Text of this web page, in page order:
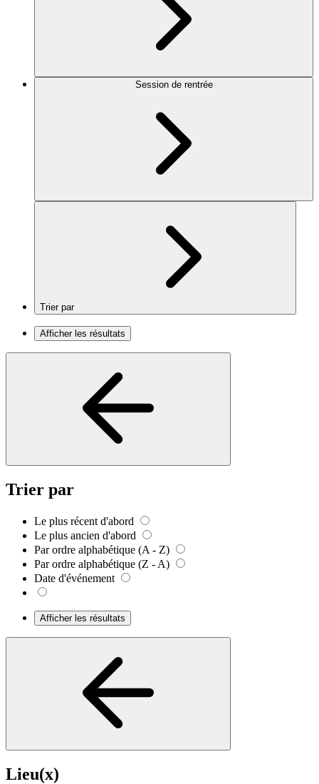
Session de rentrée
Trier par
Afficher les résultats
Trier par
Le plus récent d'abord
Le plus ancien d'abord
Par ordre alphabétique (A - Z)
Par ordre alphabétique (Z - A)
Date d'événement
Afficher les résultats
Lieu(x)